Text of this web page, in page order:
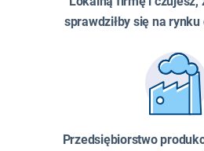
sprawdziłby się na
Przedsiębiorstwo